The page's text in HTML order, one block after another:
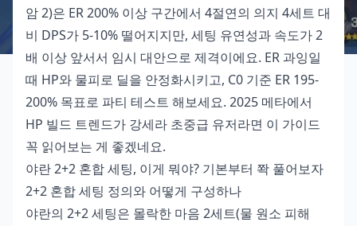
암 2)은 ER 200% 이상 구간에서 4절연의 의지 4세트 대
비 DPS가 5-10% 떨어지지만, 세팅 유연성과 속도가 2
배 이상 앞서서 임시 대안으로 제격이에요. ER 과잉일
때 HP와 물피로 딜을 안정화시키고, C0 기준 ER 195-
200% 목표로 파티 테스트 해보세요. 2025 메타에서
HP 빌드 트렌드가 강세라 초중급 유저라면 이 가이드
꼭 읽어보는 게 좋겠네요.
야란 2+2 혼합 세팅, 이게 뭐야? 기본부터 쫙 풀어보자
2+2 혼합 세팅 정의와 어떻게 구성하나
야란의 2+2 세팅은 몰락한 마음 2세트(물 원소 피해